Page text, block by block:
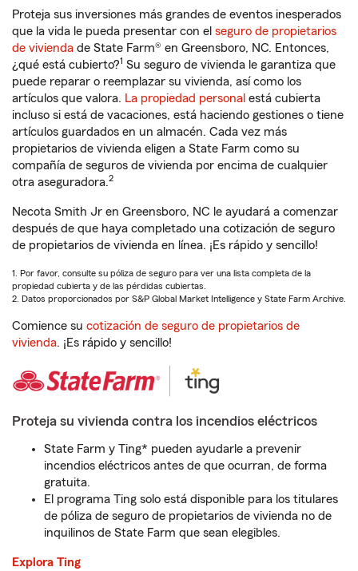
Proteja sus inversiones más grandes de eventos inesperados
que la vida le pueda presentar con el seguro de propietarios
de vivienda de State Farm® en Greensboro, NC. Entonces,
¿qué está cubierto?1 Su seguro de vivienda le garantiza que
puede reparar o reemplazar su vivienda, así como los
artículos que valora. La propiedad personal está cubierta
incluso si está de vacaciones, está haciendo gestiones o tiene
artículos guardados en un almacén. Cada vez más
propietarios de vivienda eligen a State Farm como su
compañía de seguros de vivienda por encima de cualquier
otra aseguradora.2
Necota Smith Jr en Greensboro, NC le ayudará a comenzar
después de que haya completado una cotización de seguro
de propietarios de vivienda en línea. ¡Es rápido y sencillo!
1. Por favor, consulte su póliza de seguro para ver una lista completa de la
propiedad cubierta y de las pérdidas cubiertas.
2. Datos proporcionados por S&P Global Market Intelligence y State Farm Archive.
Comience su cotización de seguro de propietarios de
vivienda. ¡Es rápido y sencillo!
Proteja su vivienda contra los incendios eléctricos
State Farm y Ting* pueden ayudarle a prevenir
incendios eléctricos antes de que ocurran, de forma
gratuita.
El programa Ting solo está disponible para los titulares
de póliza de seguro de propietarios de vivienda no de
inquilinos de State Farm que sean elegibles.
Explora Ting